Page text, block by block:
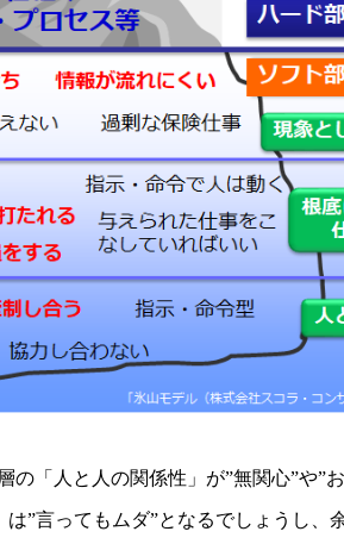
「人と人の関係性」が”無関心”や”
”言ってもムダ”となるでしょうし、